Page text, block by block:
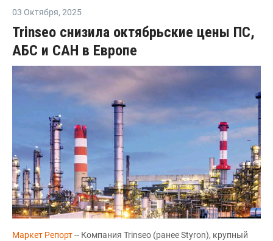
03 Октября, 2025
Trinseo снизила октябрьские цены ПС,
АБС и САН в Европе
Маркет Репорт-- Компания Trinseo (ранее Styron), крупный